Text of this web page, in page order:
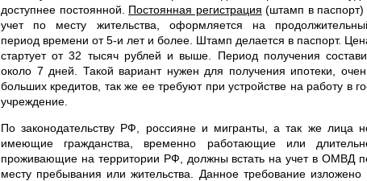
доступнее постоянной. Постоянная регистрация (штамп в паспорт)
учет по месту жительства, оформляется на
период времени от 5-и лет и более. Штамп делается в паспорт.
стартует от 32 тысяч рублей и выше. Период получения
около 7 дней. Такой вариант нужен для получения ипотеки,
больших кредитов, так же ее требуют при устройстве на работу в
учреждение.
По законодательству РФ, россияне и мигранты, а так же лица
имеющие гражданства, временно работающие или
проживающие на территории РФ, должны встать на учет в ОМВД
месту пребывания или жительства. Данное требование изложено